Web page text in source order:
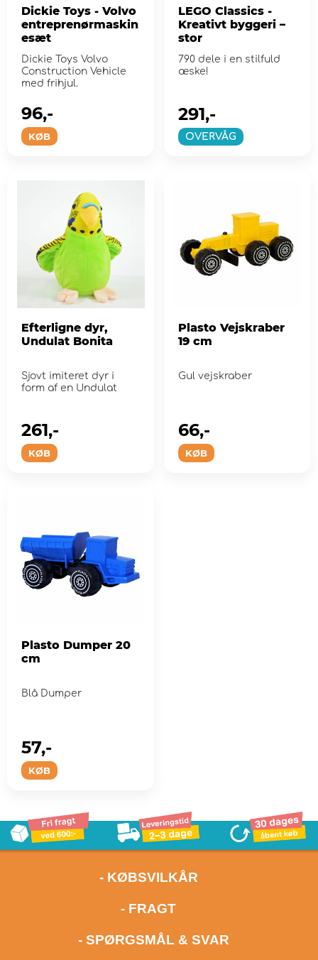
Dickie Toys - Volvo
entreprenørmaskin
esæt
Dickie Toys Volvo
Construction Vehicle
med frihjul.
KØB
96,-
LEGO Classics -
Kreativt byggeri –
stor
790 dele i en stilfuld
æske!
OVERVÅG
291,-
Efterligne dyr,
Undulat Bonita
Sjovt imiteret dyr i
form af en Undulat
KØB
261,-
Plasto Vejskraber
19 cm
Gul vejskraber
KØB
66,-
Plasto Dumper 20
cm
Blå Dumper
KØB
57,-
- KØBSVILKÅR
- FRAGT
- SPØRGSMÅL & SVAR